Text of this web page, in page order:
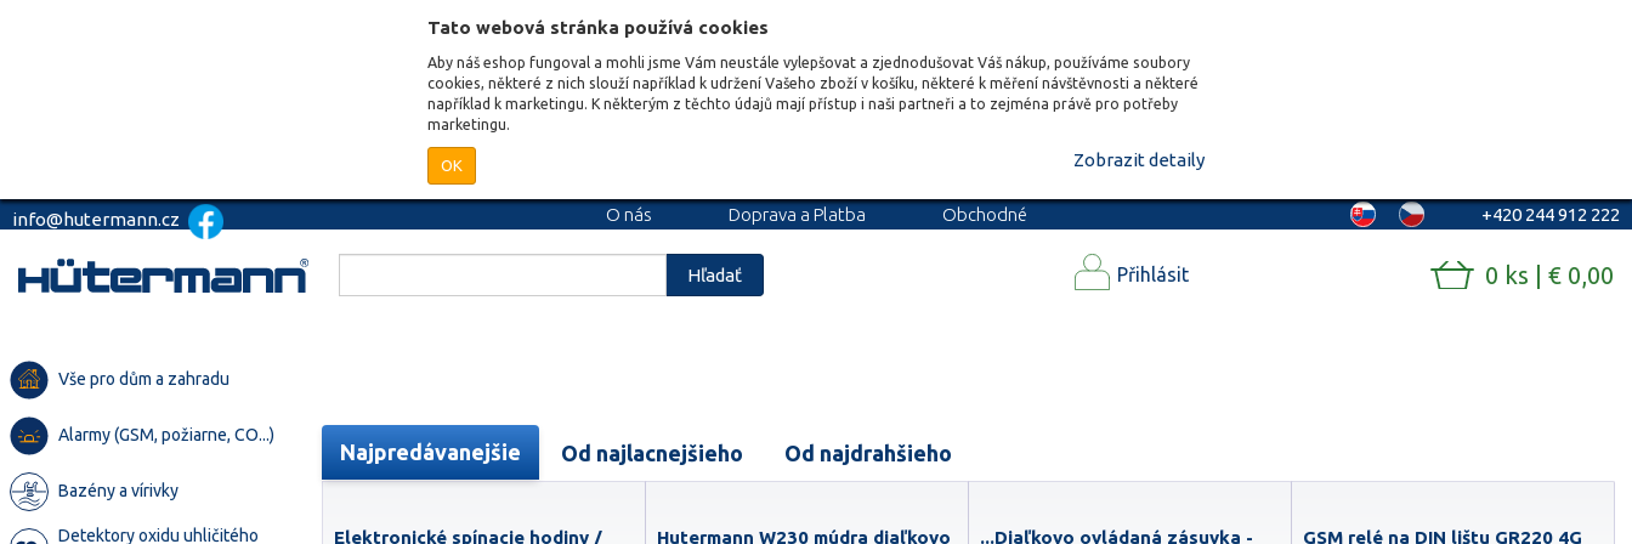
Tato webová stránka používá cookies
Aby náš eshop fungoval a mohli jsme Vám neustále vylepšovat a zjednodušovat Váš nákup, používáme soubory
cookies, některé z nich slouží například k udržení Vašeho zboží v košíku, některé k měření návštěvnosti a některé
například k marketingu. K některým z těchto údajů mají přístup i naši partneři a to zejména právě pro potřeby
marketingu.
OK Zobrazit detaily
info@hutermann.cz O nás Doprava a Platba
Obchodné
+420 244 912 222
Hľadať Přihlásit 0 ks | € 0,00
Vše pro dům a zahradu
Alarmy (GSM, požiarne, CO...)
Bazény a vírivky
Detektory oxidu uhličitého
Najpredávanejšie Od najlacnejšieho Od najdrahšieho
Elektronické spínacie hodiny / Hutermann W230 múdra diaľkovo ...Diaľkovo ovládaná zásuvka - GSM relé na DIN lištu GR220 4G